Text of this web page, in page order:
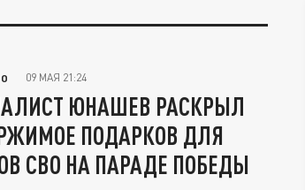
09 МАЯ 21:24
ЮНАШЕВ РАСКРЫЛ
ПОДАРКОВ ДЛЯ
СВО НА ПАРАДЕ ПОБЕДЫ